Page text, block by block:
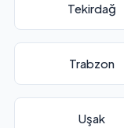
Tekirdağ
Trabzon
Uşak